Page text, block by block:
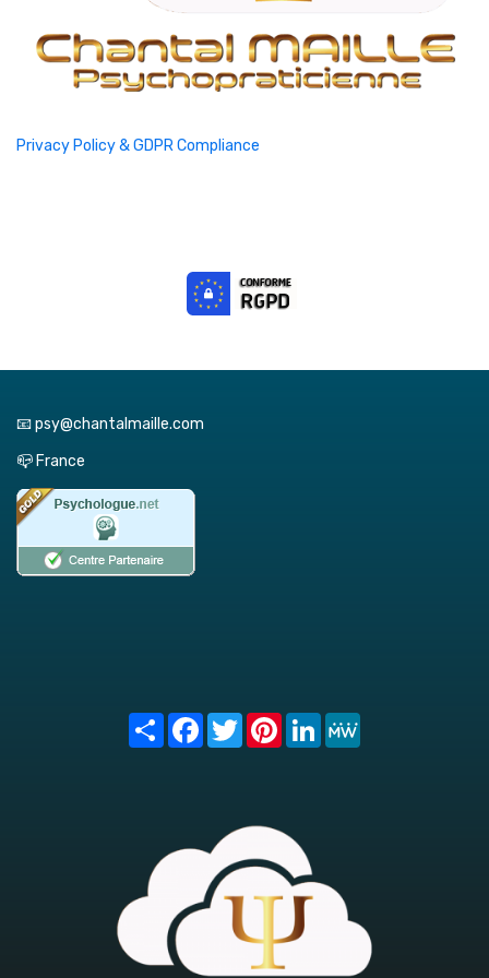
Privacy Policy & GDPR Compliance
📧 psy@chantalmaille.com
📪 France
Share FacebookTwitterPinterest
LinkedIn